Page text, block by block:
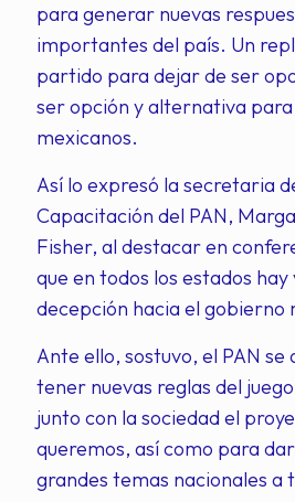
para generar nuevas
importantes del país. Un
partido para dejar de ser
ser opción y alternativa para
mexicanos.
Así lo expresó la secretaria
Capacitación del PAN,
Fisher, al destacar en
que en todos los estados hay
decepción hacia el gobierno
Ante ello, sostuvo, el PAN se
tener nuevas reglas del
junto con la sociedad el
queremos, así como para
grandes temas nacionales a